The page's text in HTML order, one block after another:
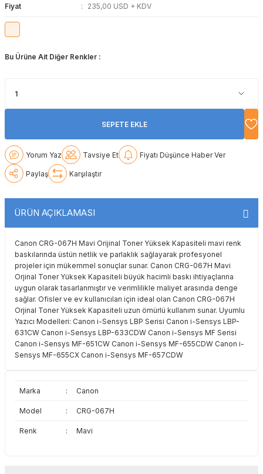
Pantum
Ricoh
Sharp
Toshiba
Triumph Adler
Utax
Xerox
Pantum
Ricoh
Toshiba
Triumph Adler
Utax
Xerox
Samsung
Toshiba
Fiyat
235,00 USD + KDV
Bu Ürüne Ait Diğer Renkler :
SEPETE EKLE
Yorum Yaz Tavsiye Et Fiyatı Düşünce Haber Ver
Paylaş Karşılaştır
ÜRÜN AÇIKLAMASI
Canon CRG-067H Mavi Orijinal Toner Yüksek Kapasiteli mavi renk
baskılarında üstün netlik ve parlaklık sağlayarak profesyonel
projeler için mükemmel sonuçlar sunar. Canon CRG-067H Mavi
Orjinal Toner Yüksek Kapasiteli büyük hacimli baskı ihtiyaçlarına
uygun olarak tasarlanmıştır ve verimlilikle maliyet arasında denge
sağlar. Ofisler ve ev kullanıcıları için ideal olan Canon CRG-067H
Orjinal Toner Yüksek Kapasiteli uzun ömürlü kullanım sunar. Uyumlu
Yazıcı Modelleri: Canon i-Sensys LBP Serisi Canon i-Sensys LBP-
631CW Canon i-Sensys LBP-633CDW Canon i-Sensys MF Serisi
Canon i-Sensys MF-651CW Canon i-Sensys MF-655CDW Canon i-
Sensys MF-655CX Canon i-Sensys MF-657CDW
Marka : Canon
Model : CRG-067H
Renk : Mavi